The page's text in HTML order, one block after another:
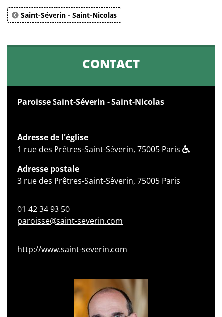
Saint-Séverin - Saint-Nicolas
CONTACT
Paroisse Saint-Séverin - Saint-Nicolas
Adresse de l'église
1 rue des Prêtres-Saint-Séverin, 75005 Paris
Adresse postale
3 rue des Prêtres-Saint-Séverin, 75005 Paris
01 42 34 93 50
paroisse@saint-severin.com
http://www.saint-severin.com